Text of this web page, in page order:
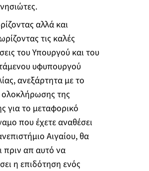
αλλά και
τις καλές
του Υπουργού και του
υφυπουργού
ανεξάρτητα με το
της
για το μεταφορικό
που έχετε αναθέσει
Αιγαίου, θα
πριν απ αυτό να
η επιδότηση ενός